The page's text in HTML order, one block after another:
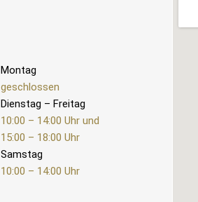
Montag
geschlossen
Dienstag – Freitag
10:00 – 14:00 Uhr und
15:00 – 18:00 Uhr
Samstag
10:00 – 14:00 Uhr